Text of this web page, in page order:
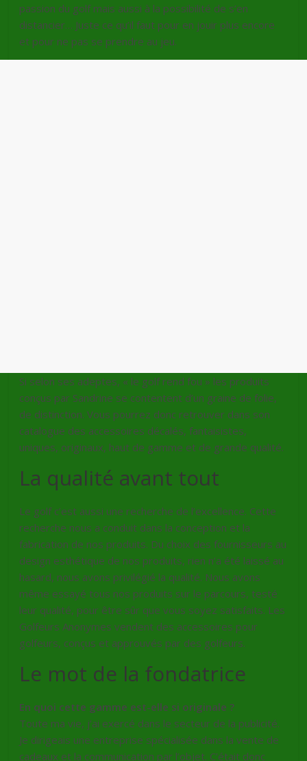
passion du golf mais aussi à la possibilité de s’en
distancier… Juste ce qu’il faut pour en jouir plus encore
et pour ne pas se prendre au jeu.
Si selon ses adeptes, « le golf rend fou » les produits
conçus par Sandrine se contentent d’un graine de folie,
de distinction. Vous pourrez donc retrouver dans son
catalogue des accessoires décalés, fantaisistes,
uniques, originaux, haut de gamme et de grande qualité.
La qualité avant tout
Le golf c’est aussi une recherche de l’excellence. Cette
recherche nous a conduit dans la conception et la
fabrication de nos produits. Du choix des fournisseurs au
design esthétique de nos produits, rien n’a été laissé au
hasard, nous avons privilégié la qualité. Nous avons
même essayé tous nos produits sur le parcours, testé
leur qualité, pour être sûr que vous soyez satisfaits. Les
Golfeurs Anonymes vendent des accessoires pour
golfeurs, conçus et approuvés par des golfeurs.
Le mot de la fondatrice
En quoi cette gamme est-elle si originale ?
Toute ma vie, j’ai exercé dans le secteur de la publicité.
Je dirigeais une entreprise spécialisée dans la vente de
cadeaux et la communication par l’objet. C’était donc